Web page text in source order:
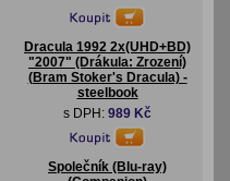
Dracula 1992 2x(UHD+BD)
"2007" (Drákula: Zrození)
(Bram Stoker's Dracula) -
steelbook
s DPH: 989 Kč
Společník (Blu-ray)